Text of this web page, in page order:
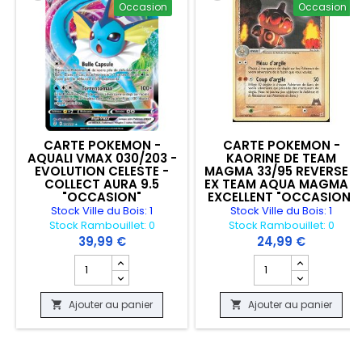
Occasion
CARTE POKEMON -
AQUALI VMAX 030/203 -
EVOLUTION CELESTE -
COLLECT AURA 9.5
"OCCASION"
Stock Ville du Bois: 1
Stock Rambouillet: 0
39,99 €
Champ quantité du produit CARTE POKEMON - AQUALI
 Ajouter au panier
Occasion
CARTE POKEMON -
KAORINE DE TEAM
MAGMA 33/95 REVERSE -
EX TEAM AQUA MAGMA -
EXCELLENT "OCCASION"
Stock Ville du Bois: 1
Stock Rambouillet: 0
24,99 €
Champ quantité du
 Ajouter au panier